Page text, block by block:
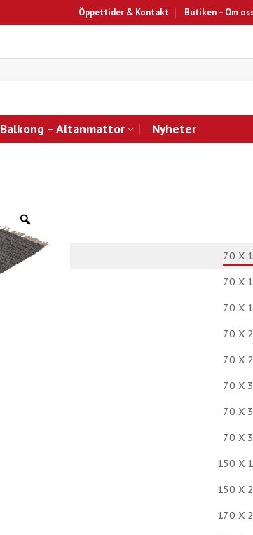
Öppettider & Kontakt Butiken – Om
Balkong – Altanmattor Nyheter
70 X
70 X
70 X
70 X
70 X
70 X
70 X
70 X
150 X
150 X
170 X